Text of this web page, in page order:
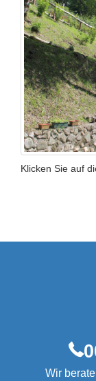
Klicken Sie auf
Wir